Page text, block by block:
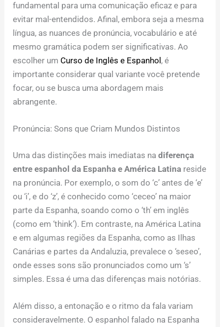
fundamental para uma comunicação eficaz e para
evitar mal-entendidos. Afinal, embora seja a mesma
língua, as nuances de pronúncia, vocabulário e até
mesmo gramática podem ser significativas. Ao
escolher um Curso de Inglês e Espanhol , é
importante considerar qual variante você pretende
focar, ou se busca uma abordagem mais
abrangente.
Pronúncia: Sons que Criam Mundos Distintos
Uma das distinções mais imediatas nadiferença
entre espanhol da Espanha e América Latina reside
na pronúncia. Por exemplo, o som do ‘c’ antes de ‘e’
ou ‘i’, e do ‘z’, é conhecido como ‘ceceo’ na maior
parte da Espanha, soando como o ‘th’ em inglês
(como em ‘think’). Em contraste, na América Latina
e em algumas regiões da Espanha, como as Ilhas
Canárias e partes da Andaluzia, prevalece o ‘seseo’,
onde esses sons são pronunciados como um ‘s’
simples. Essa é uma das diferenças mais notórias.
Além disso, a entonação e o ritmo da fala variam
consideravelmente. O espanhol falado na Espanha